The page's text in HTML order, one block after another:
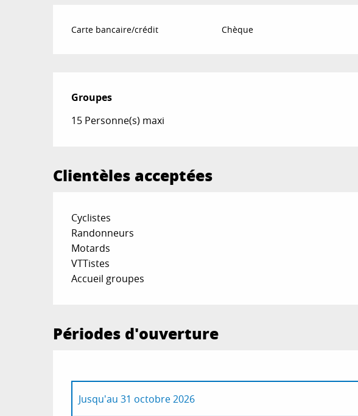
Carte bancaire/crédit Chèque
Groupes
Groupes
15 Personne(s) maxi
Clientèles acceptées
Cyclistes
Randonneurs
Motards
VTTistes
Accueil groupes
Périodes d'ouverture
Jusqu'au 31 octobre 2026